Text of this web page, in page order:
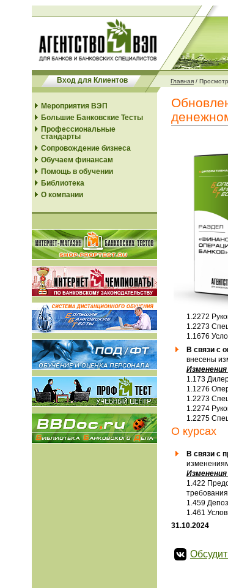
Вход для Клиентов Главная /
Мероприятия ВЭП
Большие Банковские Тесты
Профессиональные
стандарты
Сопровождение бизнеса
Обучаем финансам
Помощь в обучении
Библиотека
О компании
1.2272
1.2273
1.1676
В связи с
внесены
1.173
1.1276
1.2273
1.2274
1.2275
О курсах
В связи с
1.422
1.459
1.461
31.10.2024